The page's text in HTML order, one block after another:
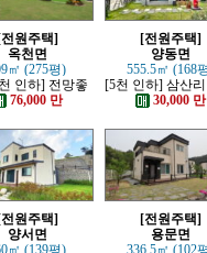
원주택]
옥천면
㎡ (275평)
인하] 전망좋
리한 단층 철콘
전원주택
76,000 만
[전원주택]
양동면
555.5㎡ (168
[5천 인하] 삼산
튼튼한 철콘 전원
30,000 만
원주택]
양서면
㎡ (139평)
[전원주택]
용문면
336.5㎡ (102